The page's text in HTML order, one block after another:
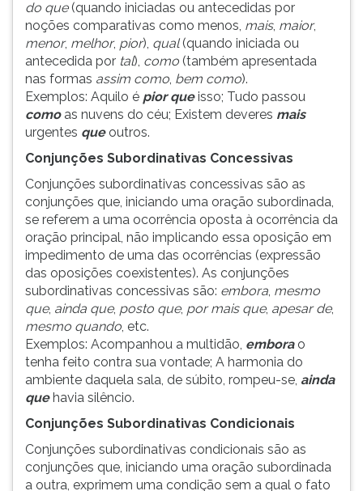
do que (quando iniciadas ou antecedidas por
noções comparativas como menos, mais, maior,
menor, melhor, pior), qual (quando iniciada ou
antecedida por tal), como (também apresentada
nas formas assim como, bem como).
Exemplos: Aquilo é pior queisso; Tudo passou
como as nuvens do céu; Existem deveres mais
urgentes queoutros.
Conjunções Subordinativas Concessivas
Conjunções subordinativas concessivas são as
conjunções que, iniciando uma oração subordinada,
se referem a uma ocorrência oposta à ocorrência da
oração principal, não implicando essa oposição em
impedimento de uma das ocorrências (expressão
das oposições coexistentes). As conjunções
subordinativas concessivas são: embora, mesmo
que, ainda que, posto que, por mais que, apesar de,
mesmo quando, etc.
Exemplos: Acompanhou a multidão, emborao
tenha feito contra sua vontade; A harmonia do
ambiente daquela sala, de súbito, rompeu-se, ainda
quehavia silêncio.
Conjunções Subordinativas Condicionais
Conjunções subordinativas condicionais são as
conjunções que, iniciando uma oração subordinada
a outra, exprimem uma condição sem a qual o fato